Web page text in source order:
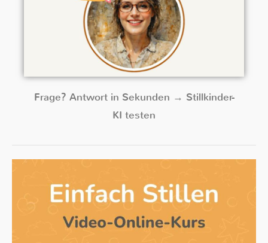
Frage? Antwort in Sekunden → Stillkinder-
KI testen